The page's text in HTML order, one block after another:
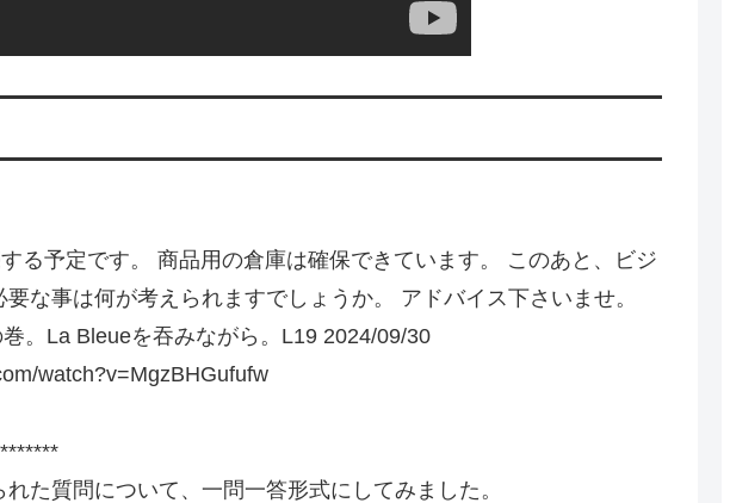
る予定です。 商品用の倉庫は確保できています。 このあと、ビジ
な事は何が考えられますでしょうか。 アドバイス下さいませ。
。La Bleueを吞みながら。L19 2024/09/30
た質問について、一問一答形式にしてみました。